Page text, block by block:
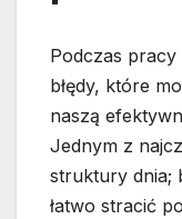
Podczas pracy
błędy, które
naszą
Jednym z
struktury dnia;
łatwo stracić